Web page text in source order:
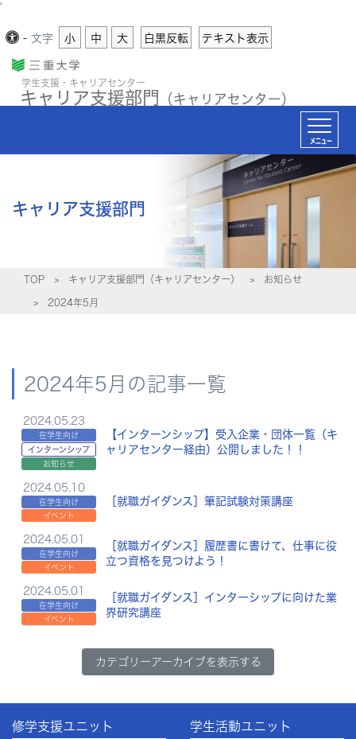
'
- 文字 小 中 大 白黒反転 テキスト表示
学生支援・キャリアセンター
キャリア支援部門 （キャリアセンター）
メニュー
キャリア支援部門
TOP キャリア支援部門（キャリアセンター） お知らせ
2024年5月
2024年5月の記事一覧
2024.05.23
在学生向け
インターンシップ
お知らせ
【インターンシップ】受入企業・団体一覧（キ
ャリアセンター経由）公開しました！！
2024.05.10
在学生向け
イベント
［就職ガイダンス］筆記試験対策講座
2024.05.01
在学生向け
イベント
［就職ガイダンス］履歴書に書けて、仕事に役
立つ資格を見つけよう！
2024.05.01
在学生向け
イベント
［就職ガイダンス］インターシップに向けた業
界研究講座
カテゴリーアーカイブを表示する
修学支援ユニット 学生活動ユニット